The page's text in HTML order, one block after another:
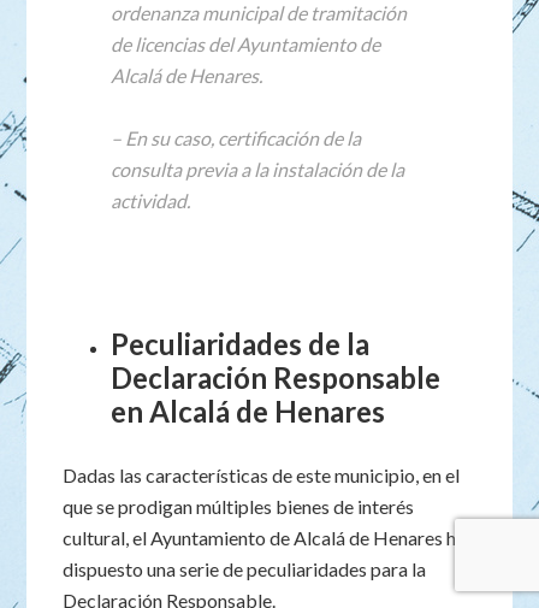
ordenanza municipal de tramitación
de licencias del Ayuntamiento de
Alcalá de Henares.
– En su caso, certificación de la
consulta previa a la instalación de la
actividad.
Peculiaridades de la
Declaración Responsable
en Alcalá de Henares
Dadas las características de este municipio, en el
que se prodigan múltiples bienes de interés
cultural, el Ayuntamiento de Alcalá de Henares ha
dispuesto una serie de peculiaridades para la
Declaración Responsable.